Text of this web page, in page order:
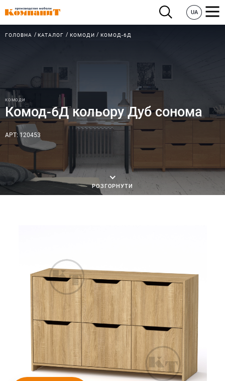
UA
ГОЛОВНА КАТАЛОГ КОМОДИ КОМОД-6Д
КОМОДИ
Комод-6Д кольору Дуб сонома
АРТ: 120453
РОЗГОРНУТИ